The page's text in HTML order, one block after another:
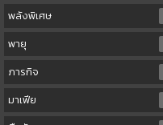
พลังพิเศษ
พายุ
ภารกิจ
มาเฟีย